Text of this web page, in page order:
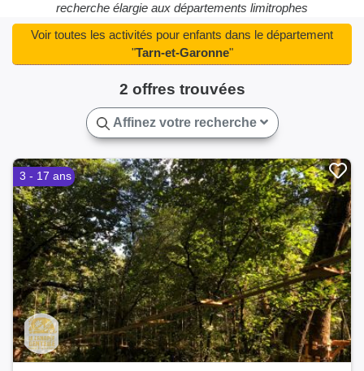
recherche élargie aux départements limitrophes
2 offres trouvées
Voir toutes les activités pour enfants dans le département
"Tarn-et-Garonne"
Affinez votre recherche
3 - 17 ans